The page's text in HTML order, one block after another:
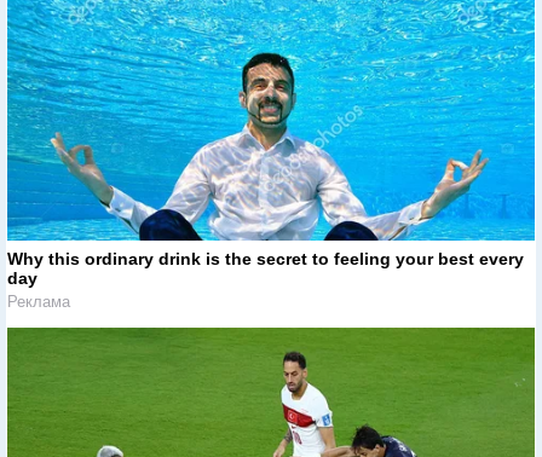
Why this ordinary drink is the secret to feeling your best every
day
Реклама